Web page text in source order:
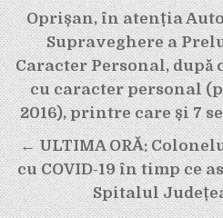
Navigare
în
articole
Oprișan, în atenția
Supraveghere a
Caracter Personal, după
cu caracter personal
2016), printre care și 7
← ULTIMA ORĂ:
cu COVID-19 în timp ce
Spitalul